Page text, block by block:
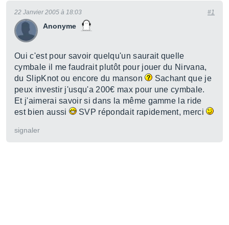
Anonyme
22 Janvier 2005 à 18:03 #1
Oui c'est pour savoir quelqu'un saurait quelle
cymbale il me faudrait plutôt pour jouer du Nirvana,
du SlipKnot ou encore du manson
Sachant que je
peux investir j'usqu'a 200€ max pour une cymbale.
Et j'aimerai savoir si dans la même gamme la ride
est bien aussi
SVP répondait rapidement, merci
signaler